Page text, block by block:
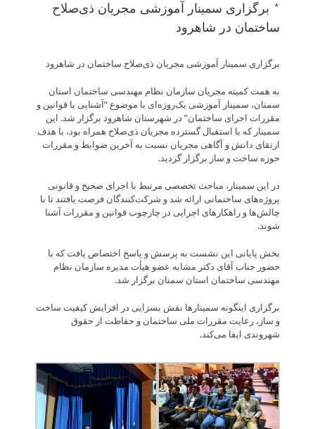
* برگزاری سمینار آموزشی مجریان ذی‌صلاح
ساختمان در شاهرود
برگزاری سمینار آموزشی مجریان ذی‌صلاح ساختمان در شاهرود
به همت کمیته مجریان سازمان نظام مهندسی ساختمان استان
سمنان، سمینار آموزشی یک‌روزه‌ای با موضوع “آشنایی با قوانین و
مقررات اجرای ساختمان” در شهرستان شاهرود برگزار شد. این
سمینار که با استقبال گسترده مجریان ذی‌صلاح همراه بود، با هدف
ارتقای دانش و آگاهی مجریان نسبت به آخرین ضوابط و مقررات
حوزه ساخت و ساز برگزار گردید.
در این سمینار، مباحث تخصصی مرتبط با اجرای صحیح و قانونی
پروژه‌های ساختمانی ارائه شد و شرکت‌کنندگان فرصت یافتند تا با
چالش‌ها و راهکارهای اجرایی در چارچوب قوانین و مقررات آشنا
شوند.
بخش پایانی این نشست به پرسش و پاسخ اختصاص یافت که با
حضور جناب آقای دکتر مشابه عضو هیأت مدیره سازمان نظام
مهندسی ساختمان استان سمنان برگزار شد.
برگزاری اینگونه سمینارها نقش بسزایی در افزایش کیفیت ساخت
و ساز، رعایت مقررات ملی ساختمان و حفاظت از حقوق
شهروندی ایفا می‌کند.